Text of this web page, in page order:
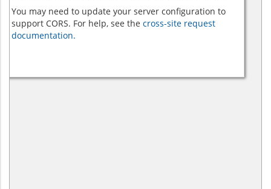
You may need to update your server configuration to
support CORS. For help, see the cross-site request
documentation.